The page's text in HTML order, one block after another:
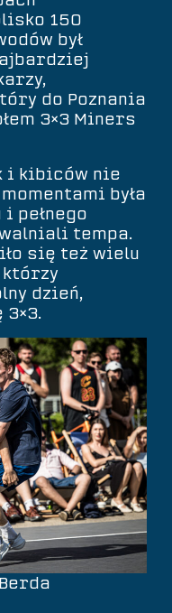
150
był
do Poznania
3×3 Miners
i kibiców nie
była
i pełnego
tempa.
się też wielu
którzy
dzień,